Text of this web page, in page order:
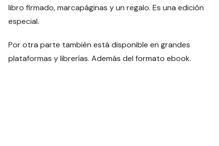
libro firmado, marcapáginas y un regalo. Es una edición
especial.
Por otra parte también está disponible en grandes
plataformas y librerías. Además del formato ebook.